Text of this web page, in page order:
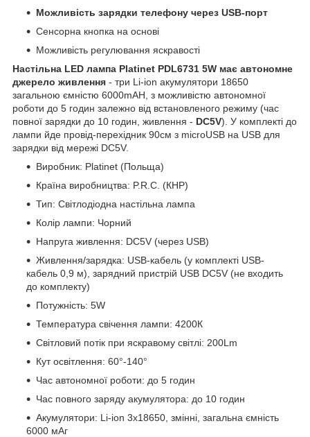
Можливість зарядки телефону через USB-порт
Сенсорна кнопка на основі
Можливість регулювання яскравості
Настільна LED лампа Platinet PDL6731 5W має автономне
джерело живлення - три Li-ion акумулятори 18650
загальною ємністю 6000mAH, з можливістю автономної
роботи до 5 годин залежно від встановленого режиму (час
повної зарядки до 10 годин, живлення - DC5V). У комплекті до
лампи йде провід-перехідник 90см з microUSB на USB для
зарядки від мережі DC5V.
Виробник: Platinet (Польща)
Країна виробництва: P.R.C. (КНР)
Тип: Світлодіодна настільна лампа
Колір лампи: Чорний
Напруга живлення: DC5V (через USB)
Живлення/зарядка: USB-кабель (у комплекті USB-
кабель 0,9 м), зарядний пристрій USB DC5V (не входить
до комплекту)
Потужність: 5W
Температура свічення лампи: 4200К
Світловий потік при яскравому світлі: 200Lm
Кут освітлення: 60°-140°
Час автономної роботи: до 5 годин
Час повного заряду акумулятора: до 10 годин
Акумулятори: Li-ion 3x18650, змінні, загальна ємність
6000 мАг